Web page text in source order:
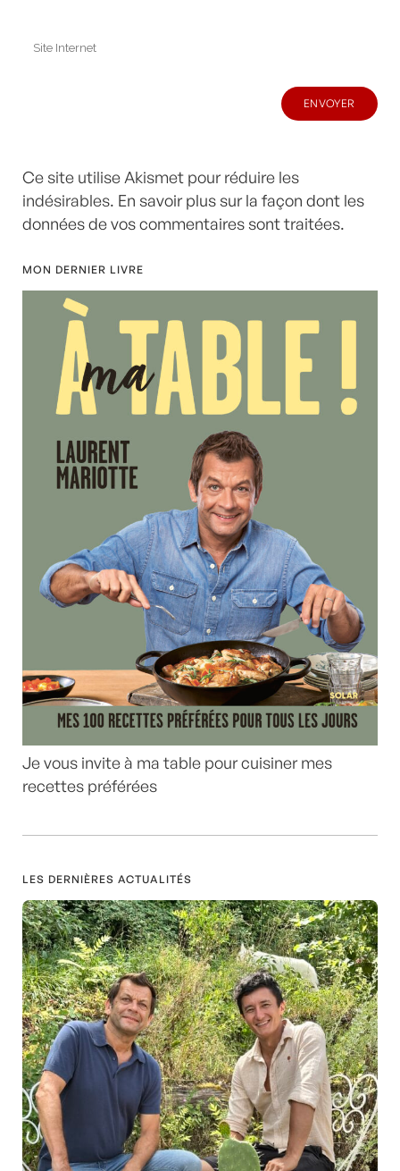
Ce site utilise Akismet pour réduire les
indésirables. En savoir plus sur la façon dont les
données de vos commentaires sont traitées.
MON DERNIER LIVRE
Je vous invite à ma table pour cuisiner mes
recettes préférées
LES DERNIÈRES ACTUALITÉS